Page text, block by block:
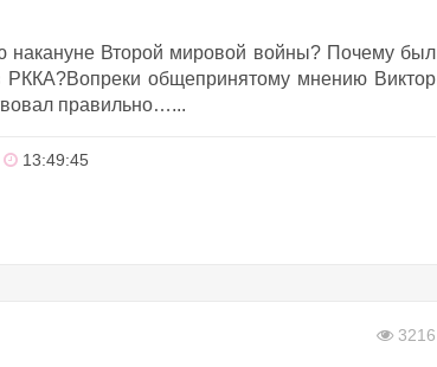
накануне Второй мировой войны? Почему был
общепринятому мнению Виктор
правильно…...
13:49:45
3216